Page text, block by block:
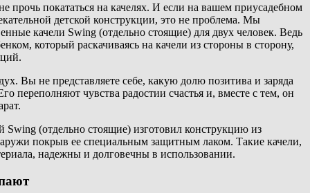
прочь покататься на качелях. И если на вашем приусадебном
детской конструкции, это не проблема. Мы
качели Swing (отдельно стоящие) для двух человек. Ведь
который раскачиваясь на качели из стороны в сторону,
Вы не представляете себе, какую долю позитива и заряда
переполняют чувства радостии счастья и, вместе с тем, он
Swing (отдельно стоящие) изготовил конструкцию из
покрыв ее специальным защитным лаком. Такие качели,
надежны и долговечны в использовании.